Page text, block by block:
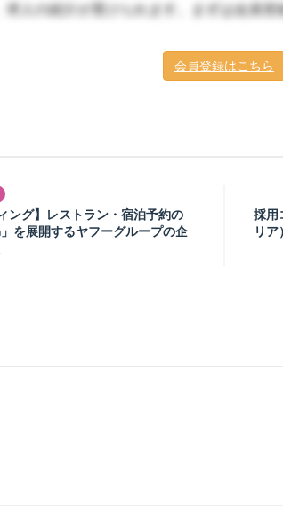
求人の紹介が受けられます。まずは会員登
会員登録はこちら
ング】レストラン・宿泊予約の
」を展開するヤフーグループの企
採用
リア）